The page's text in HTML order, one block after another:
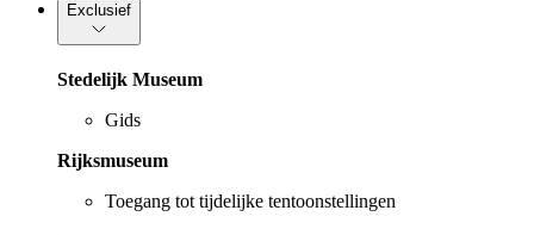
Exclusief
Stedelijk Museum
Gids
Rijksmuseum
Toegang tot tijdelijke tentoonstellingen